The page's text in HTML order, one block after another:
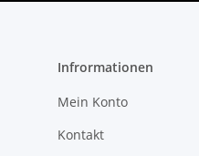
Infrormationen
Mein Konto
Kontakt